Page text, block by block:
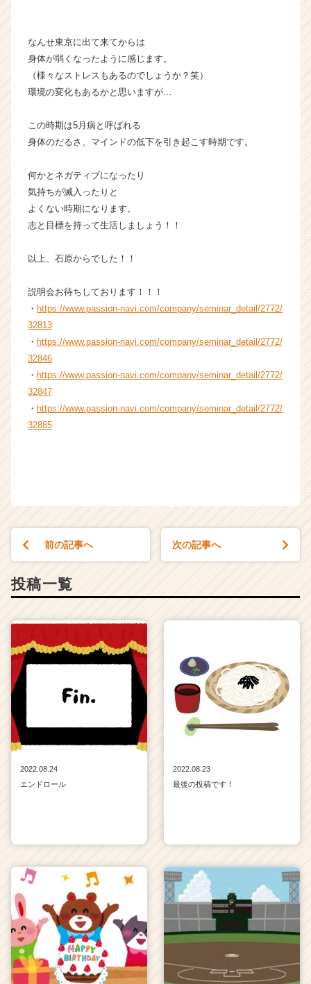
r
e
e
r）
なんせ東京に出て来てからは
身体が弱くなったように感じます。
（様々なストレスもあるのでしょうか？笑）
環境の変化もあるかと思いますが…
この時期は5月病と呼ばれる
身体のだるさ、マインドの低下を引き起こす時期です。
何かとネガティブになったり
気持ちが滅入ったりと
よくない時期になります。
志と目標を持って生活しましょう！！
以上、石原からでした！！
説明会お待ちしております！！！
・ https://www.passion-navi.com/company/seminar_detail/2772/
32813
・ https://www.passion-navi.com/company/seminar_detail/2772/
32846
・ https://www.passion-navi.com/company/seminar_detail/2772/
32847
・ https://www.passion-navi.com/company/seminar_detail/2772/
32885
前の記事へ 次の記事へ
投稿一覧
2022.08.24
エンドロール
2022.08.23
最後の投稿です！